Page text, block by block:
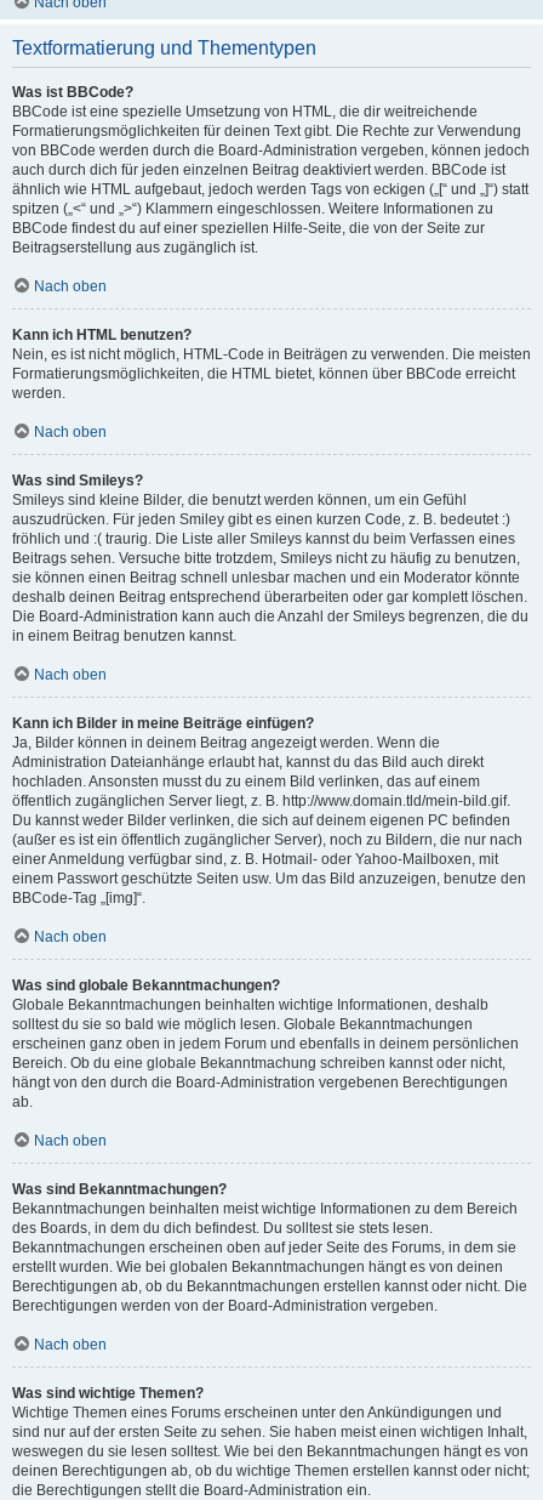
Textformatierung und Thementypen
Was ist BBCode?
BBCode ist eine spezielle Umsetzung von HTML, die dir weitreichende
Formatierungsmöglichkeiten für deinen Text gibt. Die Rechte zur Verwendung
von BBCode werden durch die Board-Administration vergeben, können jedoch
auch durch dich für jeden einzelnen Beitrag deaktiviert werden. BBCode ist
ähnlich wie HTML aufgebaut, jedoch werden Tags von eckigen („[“ und „]“) statt
spitzen („<“ und „>“) Klammern eingeschlossen. Weitere Informationen zu
BBCode findest du auf einer speziellen Hilfe-Seite, die von der Seite zur
Beitragserstellung aus zugänglich ist.
Nach oben
Kann ich HTML benutzen?
Nein, es ist nicht möglich, HTML-Code in Beiträgen zu verwenden. Die meisten
Formatierungsmöglichkeiten, die HTML bietet, können über BBCode erreicht
werden.
Nach oben
Was sind Smileys?
Smileys sind kleine Bilder, die benutzt werden können, um ein Gefühl
auszudrücken. Für jeden Smiley gibt es einen kurzen Code, z. B. bedeutet :)
fröhlich und :( traurig. Die Liste aller Smileys kannst du beim Verfassen eines
Beitrags sehen. Versuche bitte trotzdem, Smileys nicht zu häufig zu benutzen,
sie können einen Beitrag schnell unlesbar machen und ein Moderator könnte
deshalb deinen Beitrag entsprechend überarbeiten oder gar komplett löschen.
Die Board-Administration kann auch die Anzahl der Smileys begrenzen, die du
in einem Beitrag benutzen kannst.
Nach oben
Kann ich Bilder in meine Beiträge einfügen?
Ja, Bilder können in deinem Beitrag angezeigt werden. Wenn die
Administration Dateianhänge erlaubt hat, kannst du das Bild auch direkt
hochladen. Ansonsten musst du zu einem Bild verlinken, das auf einem
öffentlich zugänglichen Server liegt, z. B. http://www.domain.tld/mein-bild.gif.
Du kannst weder Bilder verlinken, die sich auf deinem eigenen PC befinden
(außer es ist ein öffentlich zugänglicher Server), noch zu Bildern, die nur nach
einer Anmeldung verfügbar sind, z. B. Hotmail- oder Yahoo-Mailboxen, mit
einem Passwort geschützte Seiten usw. Um das Bild anzuzeigen, benutze den
BBCode-Tag „[img]“.
Nach oben
Was sind globale Bekanntmachungen?
Globale Bekanntmachungen beinhalten wichtige Informationen, deshalb
solltest du sie so bald wie möglich lesen. Globale Bekanntmachungen
erscheinen ganz oben in jedem Forum und ebenfalls in deinem persönlichen
Bereich. Ob du eine globale Bekanntmachung schreiben kannst oder nicht,
hängt von den durch die Board-Administration vergebenen Berechtigungen
ab.
Nach oben
Was sind Bekanntmachungen?
Bekanntmachungen beinhalten meist wichtige Informationen zu dem Bereich
des Boards, in dem du dich befindest. Du solltest sie stets lesen.
Bekanntmachungen erscheinen oben auf jeder Seite des Forums, in dem sie
erstellt wurden. Wie bei globalen Bekanntmachungen hängt es von deinen
Berechtigungen ab, ob du Bekanntmachungen erstellen kannst oder nicht. Die
Berechtigungen werden von der Board-Administration vergeben.
Nach oben
Was sind wichtige Themen?
Wichtige Themen eines Forums erscheinen unter den Ankündigungen und
sind nur auf der ersten Seite zu sehen. Sie haben meist einen wichtigen Inhalt,
weswegen du sie lesen solltest. Wie bei den Bekanntmachungen hängt es von
deinen Berechtigungen ab, ob du wichtige Themen erstellen kannst oder nicht;
die Berechtigungen stellt die Board-Administration ein.